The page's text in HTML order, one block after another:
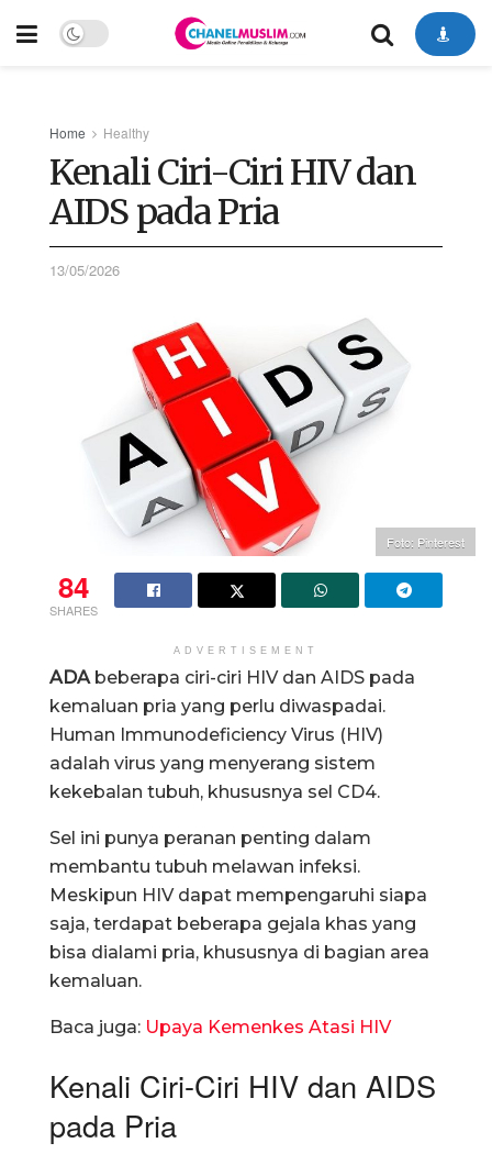
Home Healthy
Kenali Ciri-Ciri HIV dan
AIDS pada Pria
13/05/2026
Foto: Pinterest
84
SHARES
ADVERTISEMENT
ADA beberapa ciri-ciri HIV dan AIDS pada
kemaluan pria yang perlu diwaspadai.
Human Immunodeficiency Virus (HIV)
adalah virus yang menyerang sistem
kekebalan tubuh, khususnya sel CD4.
Sel ini punya peranan penting dalam
membantu tubuh melawan infeksi.
Meskipun HIV dapat mempengaruhi siapa
saja, terdapat beberapa gejala khas yang
bisa dialami pria, khususnya di bagian area
kemaluan.
Baca juga: Upaya Kemenkes Atasi HIV
Kenali Ciri-Ciri HIV dan AIDS
pada Pria